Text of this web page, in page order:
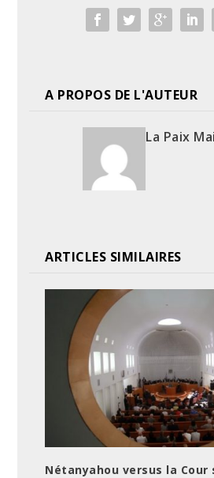
A PROPOS DE L'AUTEUR
La Paix
ARTICLES SIMILAIRES
Nétanyahou versus la Cour